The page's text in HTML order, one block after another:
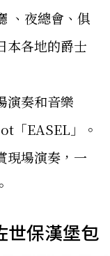
、夜總會、俱
本各地的爵士
演奏和音樂
「EASEL」。
現場演奏，一
保漢堡包